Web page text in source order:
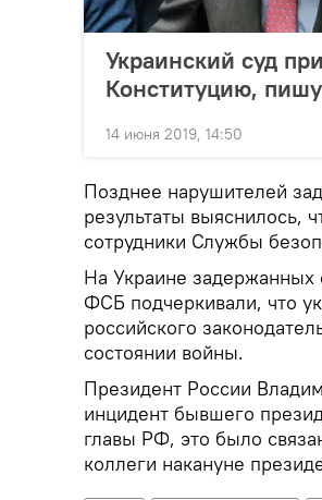
Украинский суд
Конституцию,
14 июня 2019, 14:50
Позднее нарушителей
результаты выяснилось,
сотрудники Службы
На Украине задержанных
ФСБ подчеркивали, что
российского
состоянии войны.
Президент России
инцидент бывшего
главы РФ, это было
коллеги накануне